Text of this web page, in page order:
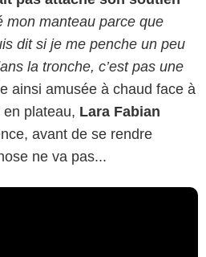
mon manteau parce que
dit si je me penche un peu
la tronche, c’est pas une
ainsi amusée à chaud face à
plateau, Lara Fabian
avant de se rendre
ne va pas...